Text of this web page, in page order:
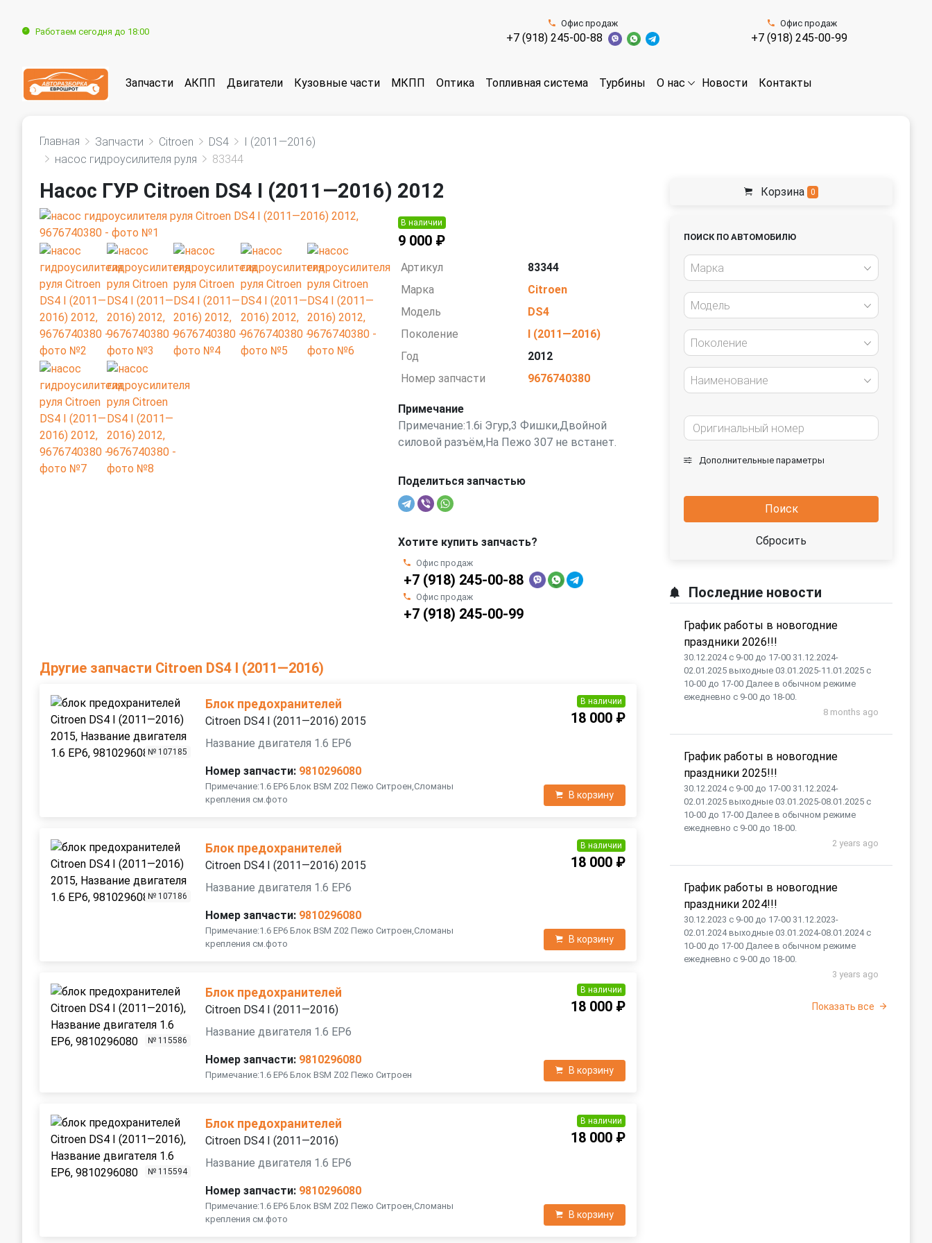
Работаем сегодня до 18:00
Офис продаж
+7 (918) 245-00-88
Офис продаж
+7 (918) 245-00-99
Запчасти АКПП Двигатели Кузовные части МКПП Оптика Топливная система Турбины О нас Новости Контакты
Главная Запчасти Citroen DS4
I (2011—2016)
насос гидроусилителя руля
83344
Насос ГУР Citroen DS4 I (2011—2016) 2012
В наличии
9 000 ₽
Артикул
83344
Марка
Citroen
Модель
DS4
Поколение
I (2011—2016)
Год
2012
Номер запчасти
9676740380
Примечание
Примечание:1.6i Эгур,3 Фишки,Двойной
силовой разъём,На Пежо 307 не встанет.
Поделиться запчастью
Хотите купить запчасть?
Офис продаж
+7 (918) 245-00-88
Офис продаж
+7 (918) 245-00-99
Другие запчасти Citroen DS4 I (2011—2016)
№ 107185
Блок предохранителей
Citroen DS4 I (2011—2016) 2015
Название двигателя 1.6 EP6
Номер запчасти: 9810296080
Примечание:1.6 EP6 Блок BSM Z02 Пежо Ситроен,Сломаны
крепления см.фото
В наличии
18 000 ₽
В корзину
№ 107186
Блок предохранителей
Citroen DS4 I (2011—2016) 2015
Название двигателя 1.6 EP6
Номер запчасти: 9810296080
Примечание:1.6 EP6 Блок BSM Z02 Пежо Ситроен,Сломаны
крепления см.фото
В наличии
18 000 ₽
В корзину
№ 115586
Блок предохранителей
Citroen DS4 I (2011—2016)
Название двигателя 1.6 EP6
Номер запчасти: 9810296080
Примечание:1.6 EP6 Блок BSM Z02 Пежо Ситроен
В наличии
18 000 ₽
В корзину
№ 115594
Блок предохранителей
Citroen DS4 I (2011—2016)
Название двигателя 1.6 EP6
Номер запчасти: 9810296080
Примечание:1.6 EP6 Блок BSM Z02 Пежо Ситроен,Сломаны
крепления см.фото
В наличии
18 000 ₽
В корзину
Корзина 0
ПОИСК ПО АВТОМОБИЛЮ
Марка
Модель
Поколение
Наименование
Дополнительные параметры
Поиск
Сбросить
Последние новости
График работы в новогодние
праздники 2026!!!
30.12.2024 с 9-00 до 17-00 31.12.2024-
02.01.2025 выходные 03.01.2025-11.01.2025 с
10-00 до 17-00 Далее в обычном режиме
ежедневно с 9-00 до 18-00.
8 months ago
График работы в новогодние
праздники 2025!!!
30.12.2024 с 9-00 до 17-00 31.12.2024-
02.01.2025 выходные 03.01.2025-08.01.2025 с
10-00 до 17-00 Далее в обычном режиме
ежедневно с 9-00 до 18-00.
2 years ago
График работы в новогодние
праздники 2024!!!
30.12.2023 с 9-00 до 17-00 31.12.2023-
02.01.2024 выходные 03.01.2024-08.01.2024 с
10-00 до 17-00 Далее в обычном режиме
ежедневно с 9-00 до 18-00.
3 years ago
Показать все